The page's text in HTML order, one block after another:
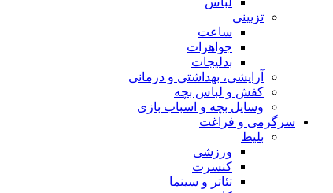
تزیینی
ساعت
جواهرات
بدلیجات
آرایشی، بهداشتی و درمانی
کفش و لباس بچه
وسایل بچه و اسباب بازی
سرگرمی و فراغت
بلیط
ورزشی
کنسرت
تئاتر و سینما